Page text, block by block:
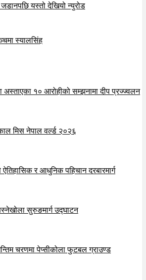
जडानपछि यस्तो देखियो न्युरोड
स्यालसिंह
अस्ताएका १० आरोहीको सम्झनामा दीप प्रज्ज्वलन
मिस नेपाल वर्ल्ड २०२६
र आधुनिक पहिचान दरबारमार्ग
सुरुङमार्ग उद्घाटन
चरणमा पेप्सीकोला फुटबल ग्राउण्ड